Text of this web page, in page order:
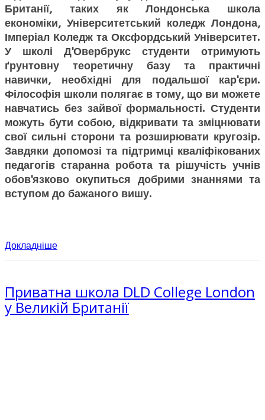
Британії, таких як Лондонська школа
економіки, Університетський коледж Лондона,
Імперіал Коледж та Оксфордський Університет.
У школі Д'Овербрукс студенти отримують
ґрунтовну теоретичну базу та практичні
навички, необхідні для подальшої кар'єри.
Філософія школи полягає в тому, що ви можете
навчатись без зайвої формальності. Студенти
можуть бути собою, відкривати та зміцнювати
свої сильні сторони та розширювати кругозір.
Завдяки допомозі та підтримці кваліфікованих
педагогів старанна робота та рішучість учнів
обов'язково окупиться добрими знаннями та
вступом до бажаного вишу.
Докладніше
Приватна школа DLD College London
у Великій Британії